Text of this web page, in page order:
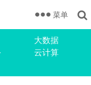
大数据
云计算
菜单